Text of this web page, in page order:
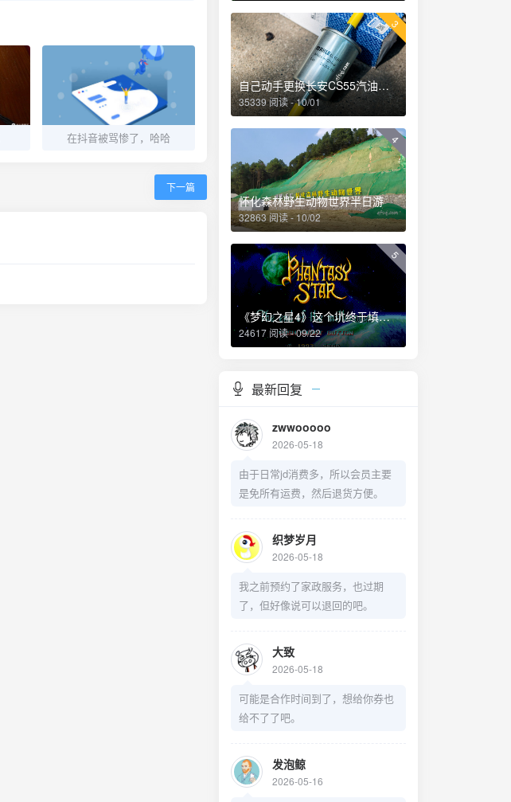
在抖音被骂惨了，哈哈
下一篇
3
自己动手更换长安CS55汽油滤芯、机油和机油滤芯
35339 阅读 - 10/01
4
怀化森林野生动物世界半日游
32863 阅读 - 10/02
5
《梦幻之星4》这个坑终于填上了！
24617 阅读 - 09/22
最新回复
zwwooooo
2026-05-18
由于日常jd消费多，所以会员主要
是免所有运费，然后退货方便。
织梦岁月
2026-05-18
我之前预约了家政服务，也过期
了，但好像说可以退回的吧。
大致
2026-05-18
可能是合作时间到了，想给你券也
给不了了吧。
发泡鲸
2026-05-16